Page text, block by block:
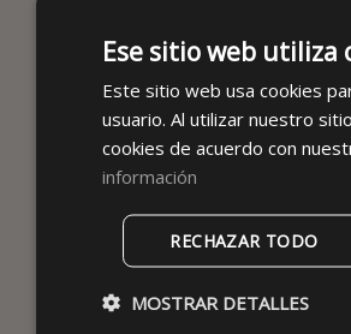
Ese sitio web utiliza
Este sitio web usa cookies
usuario. Al utilizar nuestro
cookies de acuerdo con
información
RECHAZAR TODO
MOSTRAR DETALLES